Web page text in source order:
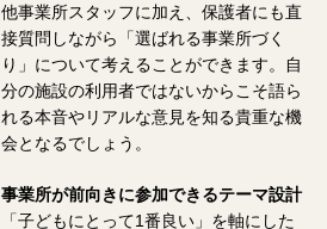
他事業所スタッフに加え、保護者にも直
接質問しながら「選ばれる事業所づく
り」について考えることができます。自
分の施設の利用者ではないからこそ語ら
れる本音やリアルな意見を知る貴重な機
会となるでしょう。
事業所が前向きに参加できるテーマ設計
「子どもにとって1番良い」を軸にした